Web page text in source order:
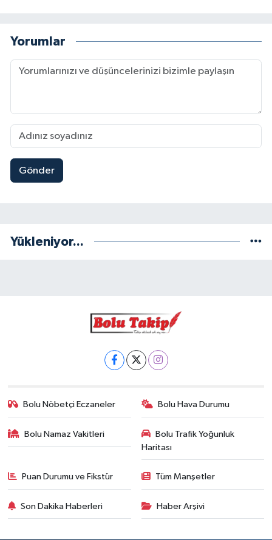
Yorumlar
Gönder
Yükleniyor...
Bolu Nöbetçi Eczaneler Bolu Hava Durumu
Bolu Namaz Vakitleri
Bolu Trafik Yoğunluk
Haritası
Puan Durumu ve Fikstür Tüm Manşetler
Son Dakika Haberleri Haber Arşivi